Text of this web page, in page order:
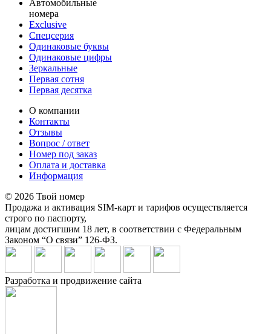
Автомобильные
номера
Exclusive
Спецсерия
Одинаковые буквы
Одинаковые цифры
Зеркальные
Первая сотня
Первая десятка
О компании
Контакты
Отзывы
Вопрос / ответ
Номер под заказ
Оплата и доставка
Информация
© 2026 Твой номер
Продажа и активация SIM-карт и тарифов осуществляется
строго по паспорту,
лицам достигшим 18 лет, в соответствии с Федеральным
Законом “О связи” 126-ФЗ.
Разработка и продвижение сайта